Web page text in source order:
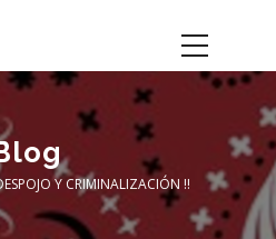
Y CRIMINALIZACIÓN ‼️